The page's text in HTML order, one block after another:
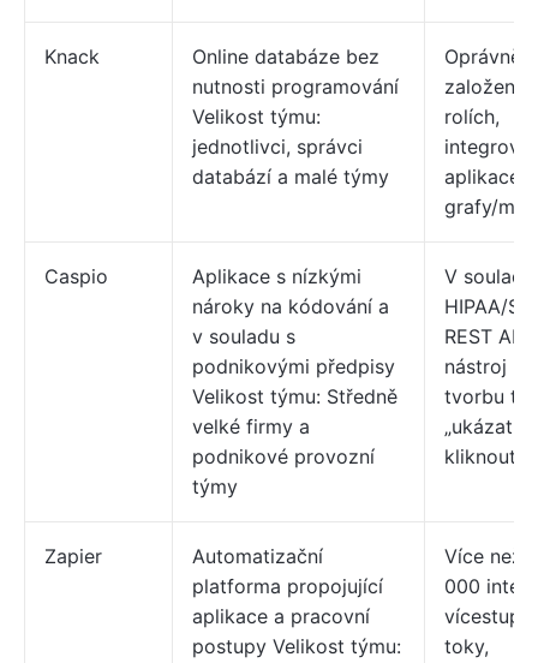
Knack
Online databáze bez
nutnosti programování
Velikost týmu:
jednotlivci, správci
databází a malé týmy
Oprávnění
založená
rolích,
aplikace,
grafy/
Caspio
Aplikace s nízkými
nároky na kódování a
v souladu s
podnikovými předpisy
Velikost týmu: Středně
velké firmy a
podnikové provozní
týmy
V
HIPAA/
REST API,
nástroj
tvorbu
„ukázat a
kliknout“
Zapier
Automatizační
platforma propojující
aplikace a pracovní
postupy Velikost týmu:
Více než
000
toky,